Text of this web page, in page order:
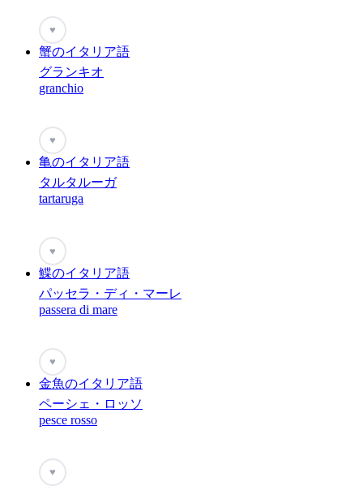
♥
蟹のイタリア語
グランキオ
granchio
♥
亀のイタリア語
タルタルーガ
tartaruga
♥
鰈のイタリア語
パッセラ・ディ・マーレ
passera di mare
♥
金魚のイタリア語
ペーシェ・ロッソ
pesce rosso
♥